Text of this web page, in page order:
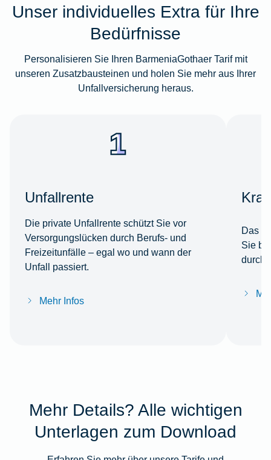
Unser individuelles Extra für Ihre
Bedürfnisse
Personalisieren Sie Ihren BarmeniaGothaer Tarif mit
unseren Zusatzbausteinen und holen Sie mehr aus Ihrer
Unfallversicherung heraus.
Unfallrente
Die private Unfallrente schützt Sie vor
Versorgungslücken durch Berufs- und
Freizeitunfälle – egal wo und wann der
Unfall passiert.
Mehr Infos
Das
Sie
Mehr Details? Alle wichtigen
Unterlagen zum Download